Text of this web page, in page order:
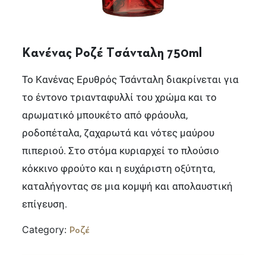
Κανένας Ροζέ Τσάνταλη 750ml
Το Κανένας Ερυθρός Τσάνταλη διακρίνεται για
το έντονο τριανταφυλλί του χρώμα και το
αρωματικό μπουκέτο από φράουλα,
ροδοπέταλα, ζαχαρωτά και νότες μαύρου
πιπεριού. Στο στόμα κυριαρχεί το πλούσιο
κόκκινο φρούτο και η ευχάριστη οξύτητα,
καταλήγοντας σε μια κομψή και απολαυστική
επίγευση.
Category: Ροζέ